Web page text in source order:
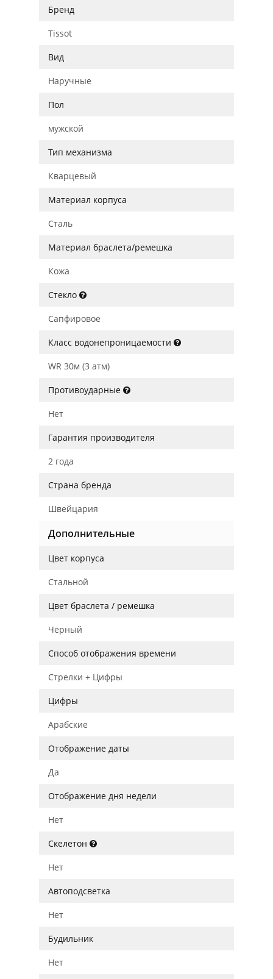
Бренд
Tissot
Вид
Наручные
Пол
мужской
Тип механизма
Кварцевый
Материал корпуса
Сталь
Материал браслета/ремешка
Кожа
Стекло
Сапфировое
Класс водонепроницаемости
WR 30м (3 атм)
Противоударные
Нет
Гарантия производителя
2 года
Страна бренда
Швейцария
Дополнительные
Цвет корпуса
Стальной
Цвет браслета / ремешка
Черный
Способ отображения времени
Стрелки + Цифры
Цифры
Арабские
Отображение даты
Да
Отображение дня недели
Нет
Скелетон
Нет
Автоподсветка
Нет
Будильник
Нет